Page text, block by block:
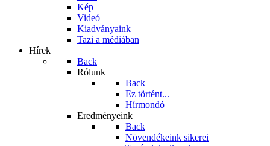
Kép
Videó
Kiadványaink
Tazi a médiában
Hírek
Back
Rólunk
Back
Ez történt...
Hírmondó
Eredményeink
Back
Növendékeink sikerei